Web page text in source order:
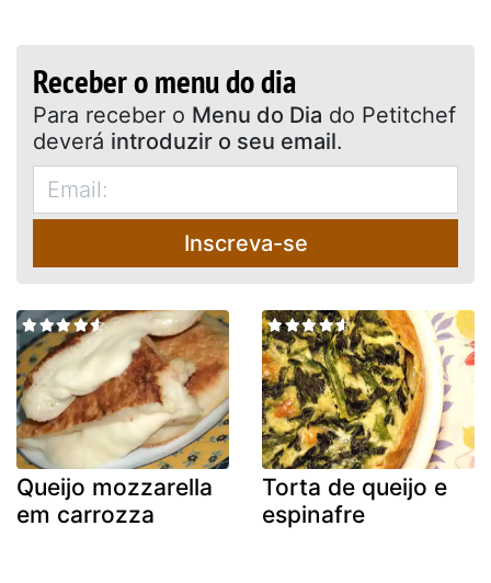
Receber o menu do dia
Para receber o Menu do Dia do Petitchef
deverá introduzir o seu email.
Inscreva-se
Queijo mozzarella
em carrozza
Torta de queijo e
espinafre